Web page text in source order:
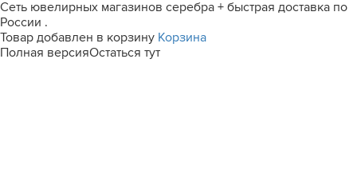
Сеть ювелирных магазинов серебра + быстрая доставка по
России .
Товар добавлен в корзину Корзина
Полная версияОстаться тут